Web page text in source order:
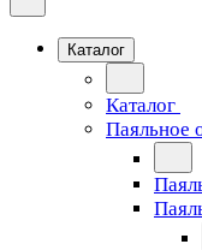
Каталог
Каталог
Паяльное